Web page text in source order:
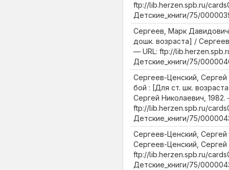
ftp://lib.herzen.spb.ru/
Детские_книги/75/
Сергеев, Марк
дошк. возраста] /
— URL: ftp://
Детские_книги/75/
Сергеев-Ценский, Сергей
бой : [Для ст. шк.
Сергей Николаевич, 1982.
ftp://lib.herzen.spb.ru/
Детские_книги/75/
Сергеев-Ценский, Сергей
Сергеев-Ценский, Сергей
ftp://lib.herzen.spb.ru/
Детские_книги/75/